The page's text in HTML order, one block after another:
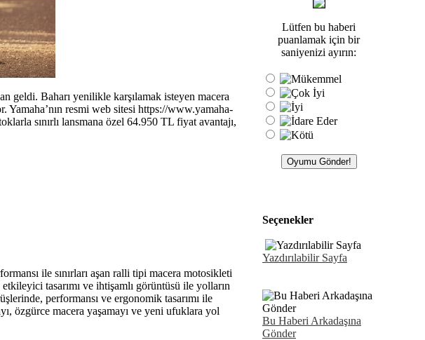
geldi. Baharı yenilikle karşılamak isteyen macera
Yamaha’nın resmi web sitesi https://www.yamaha-
sınırlı lansmana özel 64.950 TL fiyat avantajı,
ile sınırları aşan ralli tipi macera motosikleti
tasarımı ve ihtişamlı görüntüsü ile yolların
performansı ve ergonomik tasarımı ile
özgürce macera yaşamayı ve yeni ufuklara yol
Lütfen bu haberi
puanlamak için bir
saniyenizi ayırın:
Seçenekler
Yazdırılabilir Sayfa
Bu Haberi Arkadaşına
Gönder